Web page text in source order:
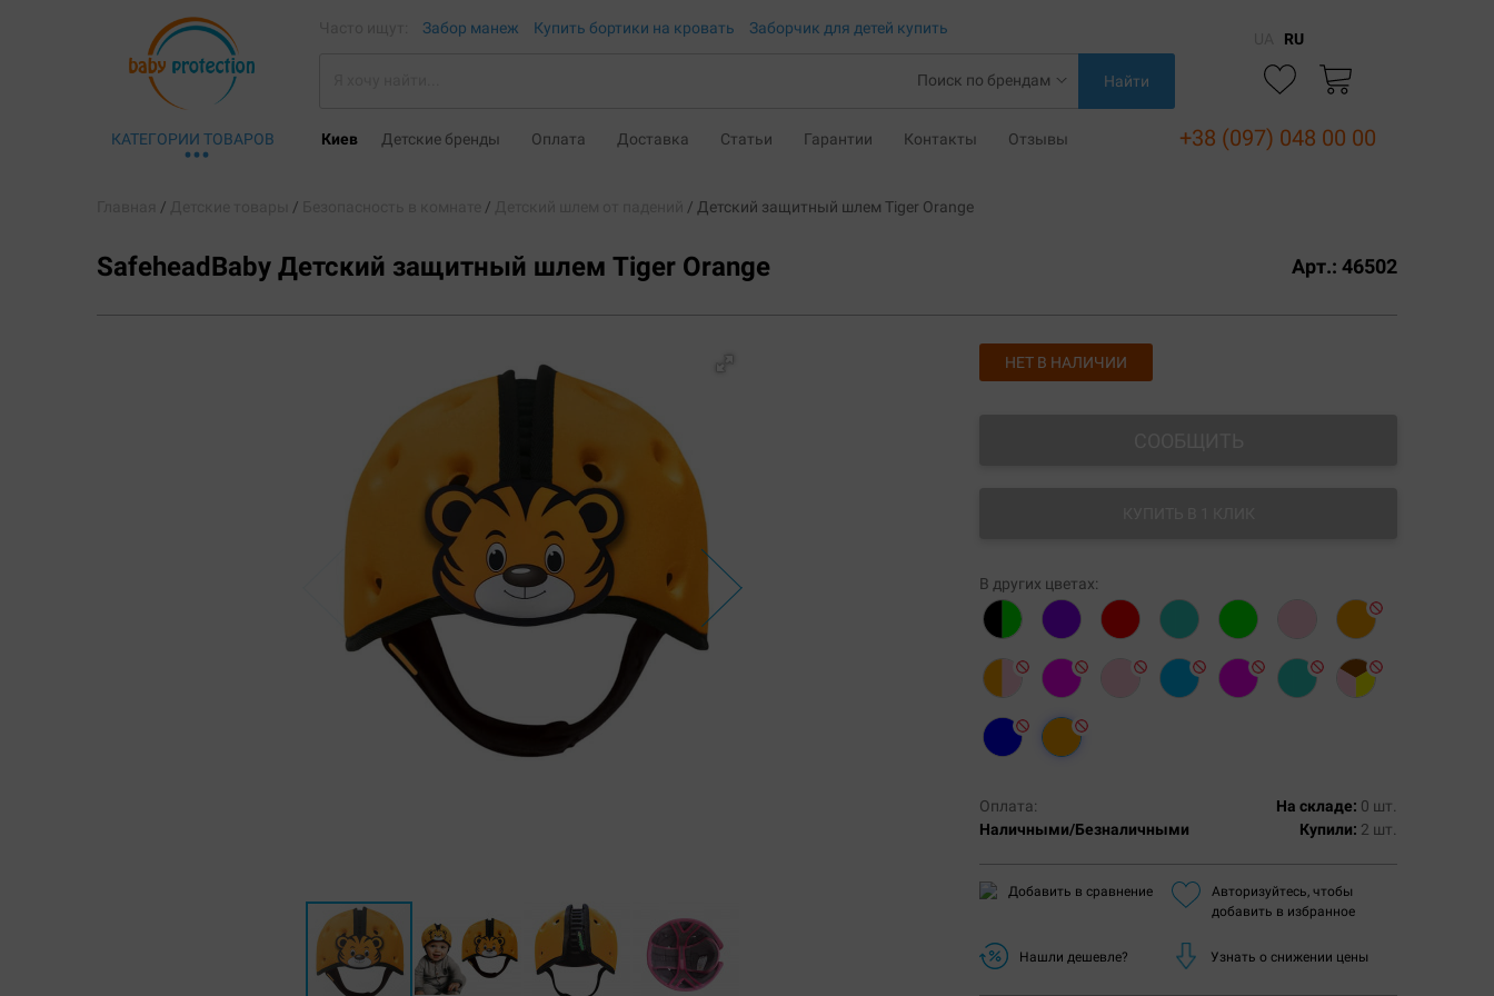
Забор манеж Купить бортики на кровать Заборчик для детей купить
Найти
RU
КАТЕГОРИИ ТОВАРОВ Киев Детские бренды Оплата Доставка Статьи Гарантии Контакты Отзывы +38 (097) 048 00 00
Детский защитный шлем Tiger Orange
SafeheadBaby Детский защитный шлем Tiger Orange Арт.: 46502
НЕТ В НАЛИЧИИ
В других цветах:
Оплата:
Наличными/Безналичными
На складе: 0 шт.
Купили: 2 шт.
Добавить в сравнение
Авторизуйтесь, чтобы
добавить в избранное
Нашли дешевле? Узнать о снижении цены